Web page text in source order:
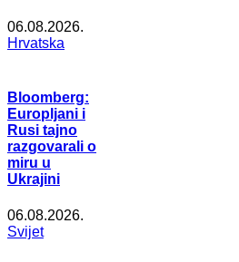
06.08.2026.
Hrvatska
Bloomberg:
Europljani i
Rusi tajno
razgovarali o
miru u
Ukrajini
06.08.2026.
Svijet